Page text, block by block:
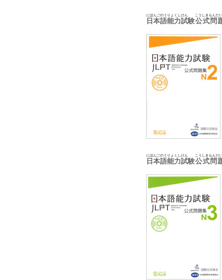
日本語能力試験
にほんごのうりょくしけん
公式問
こうしきもんだ
日本語能力試験
にほんごのうりょくしけん
公式問
こうしきもんだ